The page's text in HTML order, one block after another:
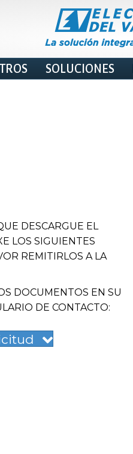
SOLUCIONES
DESCARGUE EL
LOS SIGUIENTES
REMITIRLOS A LA
DOCUMENTOS EN SU
DE CONTACTO: